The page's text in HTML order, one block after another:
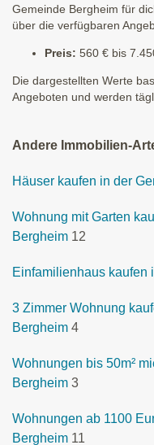
Gemeinde Bergheim für
über die verfügbaren
Preis: 560 € bis
Die dargestellten Werte
Angeboten und werden
Andere Immobilien-
Häuser kaufen in der
Wohnung mit Garten
Bergheim 12
Einfamilienhaus kaufen
3 Zimmer Wohnung
Bergheim 4
Wohnungen bis 50m²
Bergheim 3
Wohnungen ab 1100
Bergheim 11